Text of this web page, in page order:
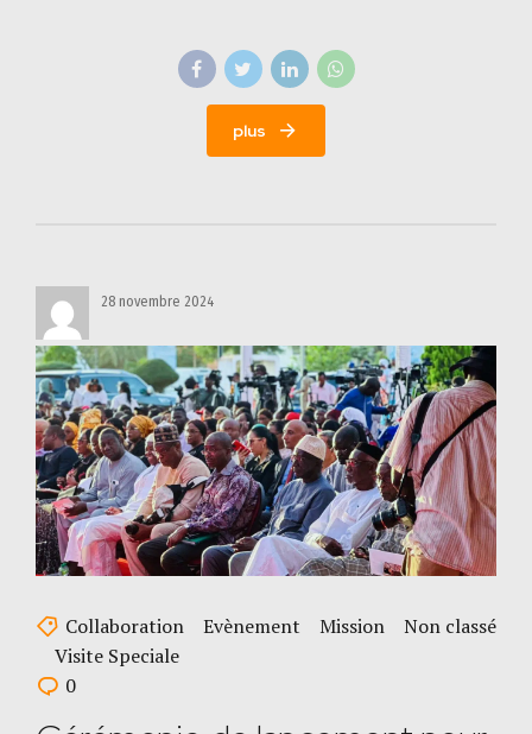
plus
28 novembre 2024
Collaboration Evènement Mission
Non classé
Visite Speciale
0